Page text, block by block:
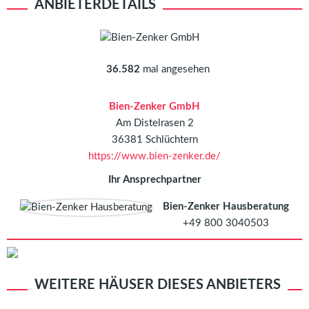
ANBIETERDETAILS
36.582 mal angesehen
Bien-Zenker GmbH
Am Distelrasen 2
36381 Schlüchtern
https://www.bien-zenker.de/
Ihr Ansprechpartner
Bien-Zenker Hausberatung
+49 800 3040503
WEITERE HÄUSER DIESES ANBIETERS